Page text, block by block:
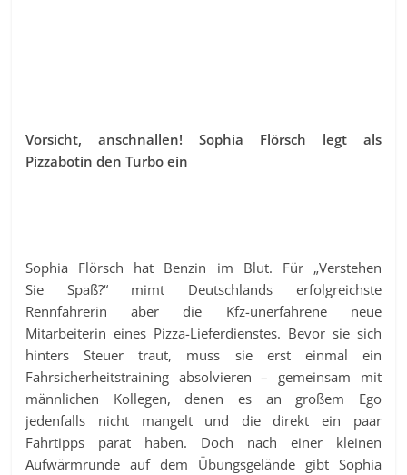
Vorsicht, anschnallen! Sophia Flörsch legt als
Pizzabotin den Turbo ein
Sophia Flörsch hat Benzin im Blut. Für „Verstehen
Sie Spaß?“ mimt Deutschlands erfolgreichste
Rennfahrerin aber die Kfz-unerfahrene neue
Mitarbeiterin eines Pizza-Lieferdienstes. Bevor sie sich
hinters Steuer traut, muss sie erst einmal ein
Fahrsicherheitstraining absolvieren – gemeinsam mit
männlichen Kollegen, denen es an großem Ego
jedenfalls nicht mangelt und die direkt ein paar
Fahrtipps parat haben. Doch nach einer kleinen
Aufwärmrunde auf dem Übungsgelände gibt Sophia